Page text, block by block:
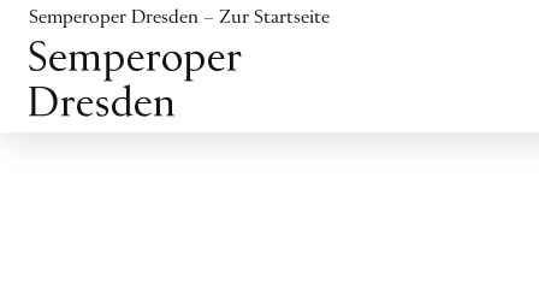
Inhalt anspringen
Fußbereich anspringen
Semperoper Dresden – Zur Startseite